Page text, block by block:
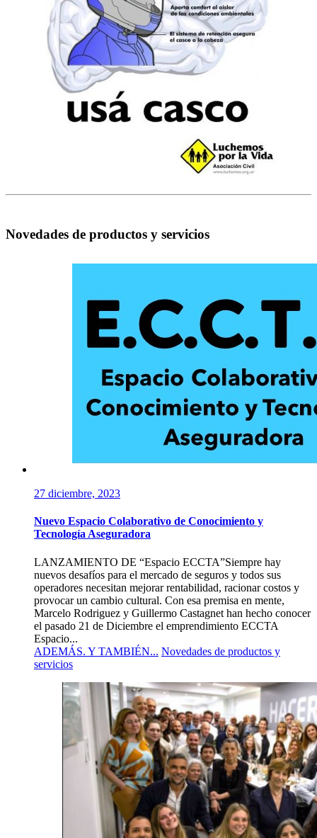
Novedades de productos y servicios
27 diciembre, 2023
Nuevo Espacio Colaborativo de Conocimiento y
Tecnología Aseguradora
LANZAMIENTO DE “Espacio ECCTA”Siempre hay
nuevos desafíos para el mercado de seguros y todos sus
operadores necesitan mejorar rentabilidad, racionar costos y
provocar un cambio cultural. Con esa premisa en mente,
Marcelo Rodriguez y Guillermo Castagnet han hecho conocer
el pasado 21 de Diciembre el emprendimiento ECCTA
Espacio...
ADEMÁS. Y TAMBIÉN... Novedades de productos y
servicios